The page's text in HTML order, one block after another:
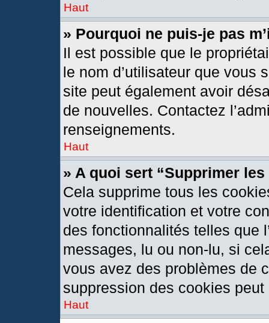
Haut
» Pourquoi ne puis-je pas
Il est possible que le
le nom d’utilisateur que vous
site peut également avoir
de nouvelles. Contactez
renseignements.
Haut
» A quoi sert “Supprimer
Cela supprime tous les
votre identification et votre
des fonctionnalités telles que
messages, lu ou non-lu, si
vous avez des problèmes de
suppression des cookies peut
Haut